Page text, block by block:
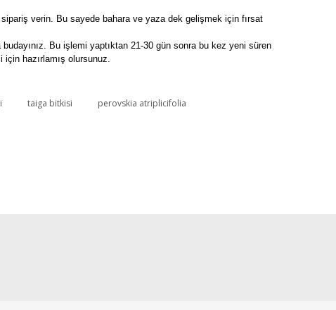
verin. Bu sayede bahara ve yaza dek gelişmek için fırsat
Bu işlemi yaptıktan 21-30 gün sonra bu kez yeni süren
hazırlamış olursunuz.
taiga bitkisi
perovskia atriplicifolia